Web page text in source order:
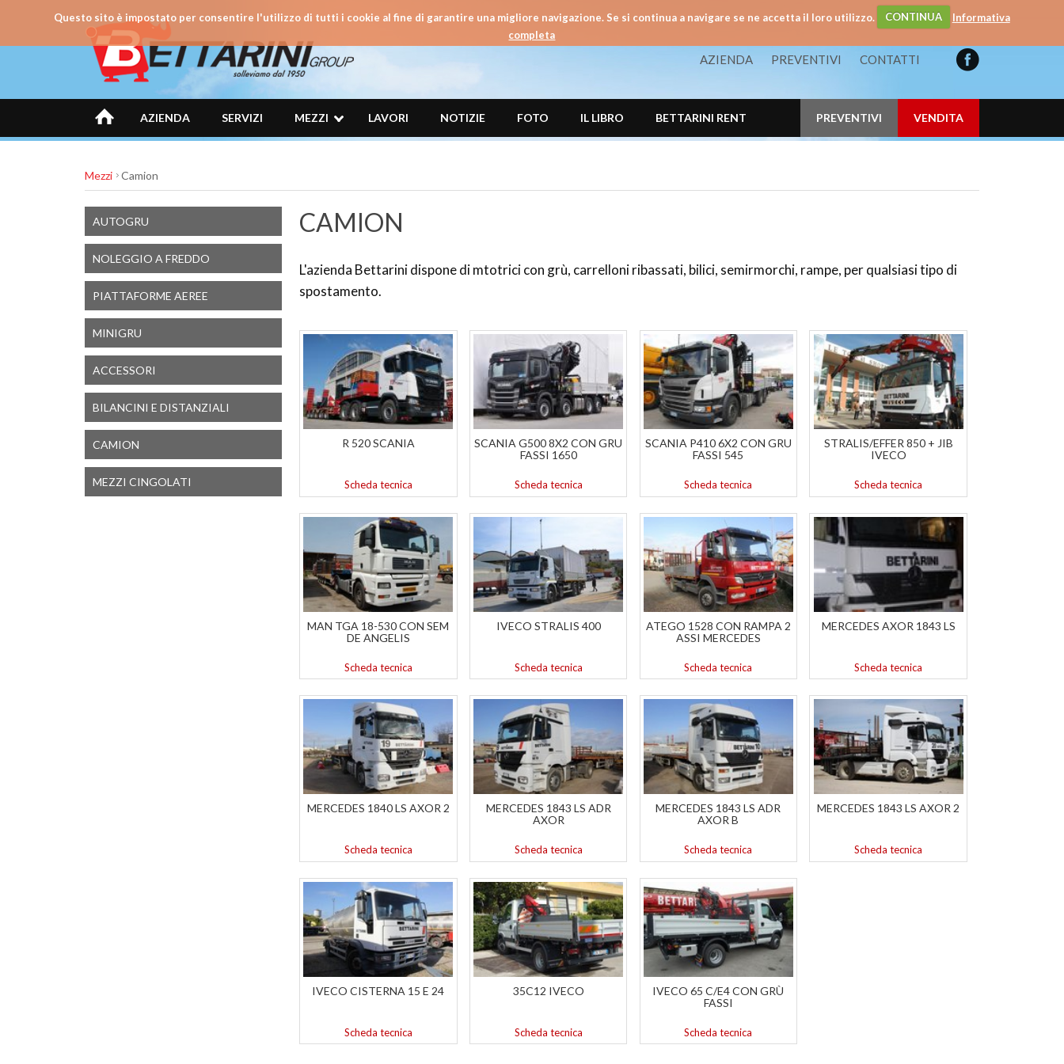
Questo sito è impostato per consentire l'utilizzo di tutti i cookie al fine di garantire una migliore navigazione. Se si continua a navigare se ne accetta il loro utilizzo. CONTINUA
Informativa
completa
AZIENDA PREVENTIVI CONTATTI
AZIENDA SERVIZI MEZZI LAVORI NOTIZIE FOTO IL LIBRO BETTARINI RENT PREVENTIVI VENDITA
Mezzi Camion
AUTOGRU
NOLEGGIO A FREDDO
PIATTAFORME AEREE
MINIGRU
ACCESSORI
BILANCINI E DISTANZIALI
CAMION
MEZZI CINGOLATI
CAMION
L'azienda Bettarini dispone di mtotrici con grù, carrelloni ribassati, bilici, semirmorchi, rampe, per qualsiasi tipo di
spostamento.
R 520 SCANIA
Scheda tecnica
SCANIA G500 8X2 CON GRU
FASSI 1650
Scheda tecnica
SCANIA P410 6X2 CON GRU
FASSI 545
Scheda tecnica
STRALIS/EFFER 850 + JIB
IVECO
Scheda tecnica
MAN TGA 18-530 CON SEM
DE ANGELIS
Scheda tecnica
IVECO STRALIS 400
Scheda tecnica
ATEGO 1528 CON RAMPA 2
ASSI MERCEDES
Scheda tecnica
MERCEDES AXOR 1843 LS
Scheda tecnica
MERCEDES 1840 LS AXOR 2
Scheda tecnica
MERCEDES 1843 LS ADR
AXOR
Scheda tecnica
MERCEDES 1843 LS ADR
AXOR B
Scheda tecnica
MERCEDES 1843 LS AXOR 2
Scheda tecnica
IVECO CISTERNA 15 E 24
Scheda tecnica
35C12 IVECO
Scheda tecnica
IVECO 65 C/E4 CON GRÙ
FASSI
Scheda tecnica